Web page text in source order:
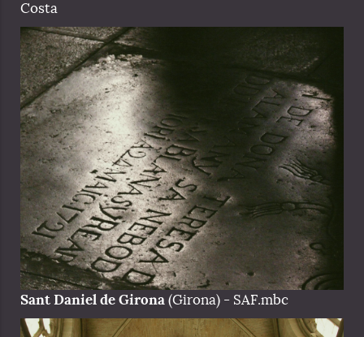
Costa
Sant Daniel de Girona(Girona) - SAF.mbc